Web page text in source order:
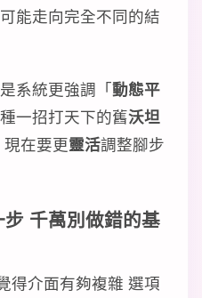
能走向完全不同的結
是系統更強調「動態平
一招打天下的舊沃坦
在要更靈活調整腳步
千萬別做錯的基
得介面有夠複雜 選項